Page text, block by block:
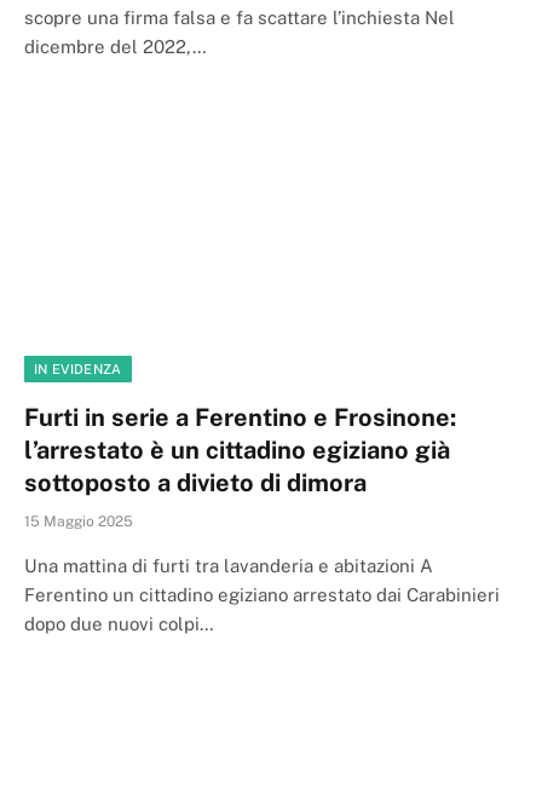
scopre una firma falsa e fa scattare l’inchiesta Nel
dicembre del 2022,…
IN EVIDENZA
Furti in serie a Ferentino e Frosinone:
l’arrestato è un cittadino egiziano già
sottoposto a divieto di dimora
15 Maggio 2025
Una mattina di furti tra lavanderia e abitazioni A
Ferentino un cittadino egiziano arrestato dai Carabinieri
dopo due nuovi colpi…